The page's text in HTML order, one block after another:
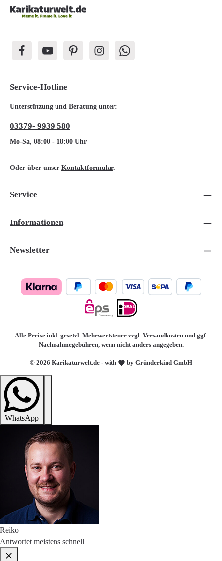
Service-Hotline
Unterstützung und Beratung unter:
03379- 9939 580
Mo-Sa, 08:00 - 18:00 Uhr
Oder über unser Kontaktformular.
Service
Informationen
Newsletter
© 2026 Karikaturwelt.de - with by Gründerkind GmbH
Alle Preise inkl. gesetzl. Mehrwertsteuer zzgl. Versandkosten und ggf.
Nachnahmegebühren, wenn nicht anders angegeben.
WhatsApp
Reiko
Antwortet meistens schnell